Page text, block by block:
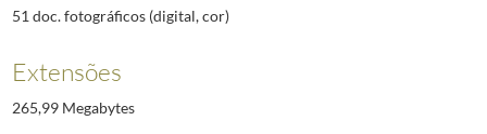
51 doc. fotográficos (digital, cor)
Extensões
265,99 Megabytes